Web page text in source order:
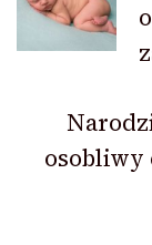
osobliwy